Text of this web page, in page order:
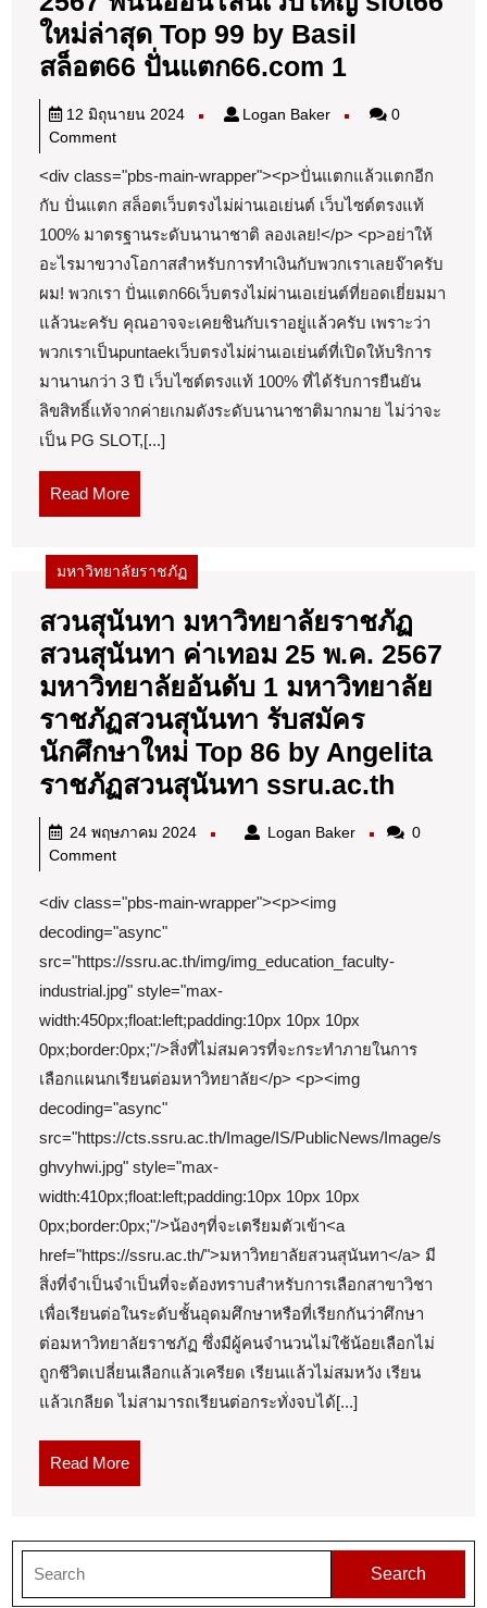
ใหม่ล่าสุด Top 99 by Basil
สล็อต66 ปั่นแตก66.com 1ปั่น
เวป
ไซต์
สล็อตpgแท้
JUN
2567
พนัน
ออนไลน์
เว็บ
ใหญ่
slot66
Basil
สล็อต66
ปั่น
แตก
1
12 มิถุนายน 202412
Logan BakerLogan
0
Comment
<div class="pbs-main-wrapper"><p>ปั่นแตกแล้วแตกอีก
กับ ปั่นแตก สล็อตเว็บตรงไม่ผ่านเอเย่นต์ เว็บไซต์ตรงแท้
100% มาตรฐานระดับนานาชาติ ลองเลย!</p> <p>อย่าให้
อะไรมาขวางโอกาสสำหรับการทำเงินกับพวกเราเลยจ๊าครับ
ผม! พวกเรา ปั่นแตก66เว็บตรงไม่ผ่านเอเย่นต์ที่ยอดเยี่ยมมา
แล้วนะครับ คุณอาจจะเคยชินกับเราอยู่แล้วครับ เพราะว่า
พวกเราเป็นpuntaekเว็บตรงไม่ผ่านเอเย่นต์ที่เปิดให้บริการ
มานานกว่า 3 ปี เว็บไซต์ตรงแท้ 100% ที่ได้รับการยืนยัน
ลิขสิทธิ์แท้จากค่ายเกมดังระดับนานาชาติมากมาย ไม่ว่าจะ
เป็น PG SLOT,[...]
Read MoreRead
More
มหาวิทยาลัยราชภัฏ
สวนสุนันทา มหาวิทยาลัยราชภัฏ
สวนสุนันทา ค่าเทอม 25 พ.ค. 2567
มหาวิทยาลัยอันดับ 1 มหาวิทยาลัย
ราชภัฏสวนสุนันทา รับสมัคร
นักศึกษาใหม่ Top 86 by Angelita
ราชภัฏสวนสุนันทา ssru.ac.th
ราชภัฏ
2567
1
สวนสุ
รับ
สมัคร
นักศึกษ
ใหม่
ราชภัฏ
สวนสุนั
24 พฤษภาคม 202424
Logan BakerLogan
0
Comment
<div class="pbs-main-wrapper"><p><img
decoding="async"
src="https://ssru.ac.th/img/img_education_faculty-
industrial.jpg" style="max-
width:450px;float:left;padding:10px 10px 10px
0px;border:0px;"/>สิ่งที่ไม่สมควรที่จะกระทำภายในการ
เลือกแผนกเรียนต่อมหาวิทยาลัย</p> <p><img
decoding="async"
src="https://cts.ssru.ac.th/Image/IS/PublicNews/Image/s
ghvyhwi.jpg" style="max-
width:410px;float:left;padding:10px 10px 10px
0px;border:0px;"/>น้องๆที่จะเตรียมตัวเข้า<a
href="https://ssru.ac.th/">มหาวิทยาลัยสวนสุนันทา</a> มี
สิ่งที่จำเป็นจำเป็นที่จะต้องทราบสำหรับการเลือกสาขาวิชา
เพื่อเรียนต่อในระดับชั้นอุดมศึกษาหรือที่เรียกกันว่าศึกษา
ต่อมหาวิทยาลัยราชภัฏ ซึ่งมีผู้คนจำนวนไม่ใช้น้อยเลือกไม่
ถูกชีวิตเปลี่ยนเลือกแล้วเครียด เรียนแล้วไม่สมหวัง เรียน
แล้วเกลียด ไม่สามารถเรียนต่อกระทั่งจบได้[...]
Read MoreRead
More
for: